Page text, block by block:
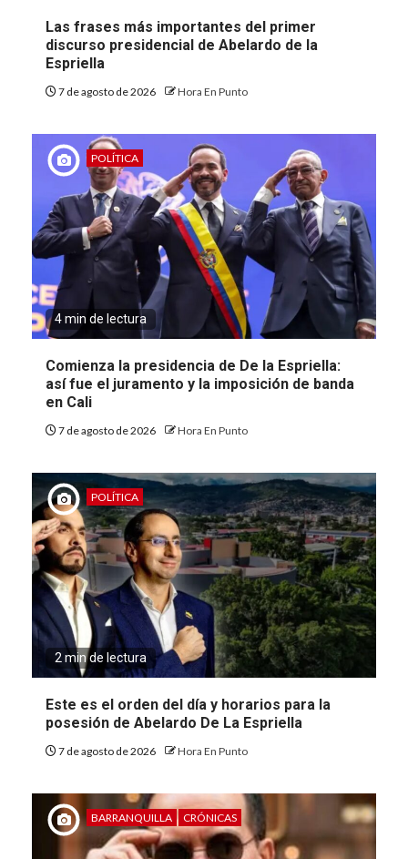
Las frases más importantes del primer
discurso presidencial de Abelardo de la
Espriella
7 de agosto de 2026 Hora En Punto
POLÍTICA
4 min de lectura
Comienza la presidencia de De la Espriella:
así fue el juramento y la imposición de banda
en Cali
7 de agosto de 2026 Hora En Punto
POLÍTICA
2 min de lectura
Este es el orden del día y horarios para la
posesión de Abelardo De La Espriella
7 de agosto de 2026 Hora En Punto
BARRANQUILLA CRÓNICAS